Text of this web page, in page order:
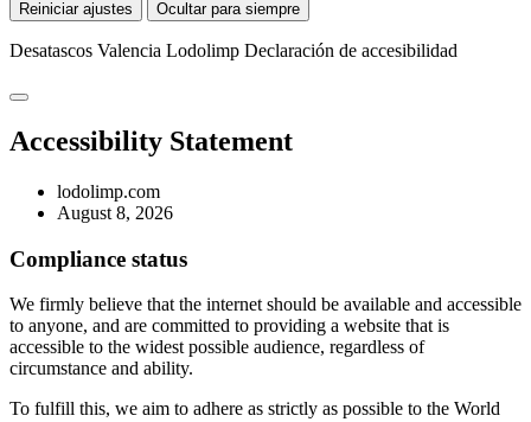
Reiniciar ajustes Ocultar para siempre
Desatascos Valencia Lodolimp Declaración de accesibilidad
Accessibility Statement
lodolimp.com
August 8, 2026
Compliance status
We firmly believe that the internet should be available and accessible
to anyone, and are committed to providing a website that is
accessible to the widest possible audience, regardless of
circumstance and ability.
To fulfill this, we aim to adhere as strictly as possible to the World